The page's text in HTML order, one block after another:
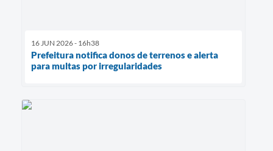
16 JUN 2026 - 16h38
Prefeitura notifica donos de terrenos e alerta
para multas por irregularidades